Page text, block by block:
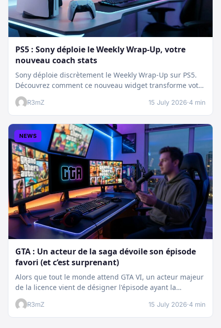
PS5 : Sony déploie le Weekly Wrap-Up, votre
nouveau coach stats
Sony déploie discrètement le Weekly Wrap-Up sur PS5.
Découvrez comment ce nouveau widget transforme votre
dashboard et booste votre suivi…
R3mZ 15 July 2026·4 min
NEWS
GTA : Un acteur de la saga dévoile son épisode
favori (et c’est surprenant)
Alors que tout le monde attend GTA VI, un acteur majeur
de la licence vient de désigner l'épisode ayant la…
R3mZ 15 July 2026·4 min